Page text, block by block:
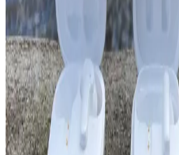
Redmi Buds 6 Active ve Lenovo LP1S
performans ve kullanım özellikleri
kullanıcıların ihtiyaçlarına uygun
Açık Hava Kullanımı İçin
Hoparlör Seçim Rehberi ve
Açık hava etkinlikleri için dayanıklı ve
hoparlörler, uzun pil ömrü ve suya
çıkar. Bu rehberde, seçim kriterleri ve
detaylandırılıyor.